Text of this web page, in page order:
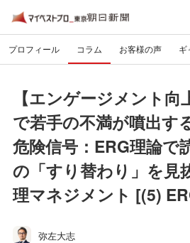
プロフィール コラム お客様の声 ギ
【エンゲージメント
で若手の不満が噴出す
危険信号：ERG理論で
の「すり替わり」を見
理マネジメント [(5)
弥左大志